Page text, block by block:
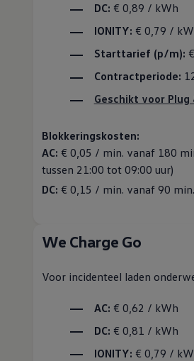
DC: € 0,89 / kWh
IONITY: € 0,79 /
Starttarief (p/m):
Contractperiode:
Geschikt voor Plug
Blokkeringskosten:
AC: € 0,05 / min. vanaf 180
tussen 21:00 tot 09:00 uur)
DC: € 0,15 / min. vanaf 90 min.
We Charge Go
Voor incidenteel laden
AC: € 0,62 / kWh
DC: € 0,81 / kWh
IONITY: € 0,79 /